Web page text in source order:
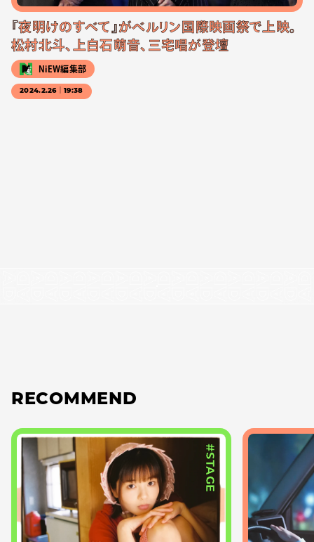
『夜明けのすべて』がベルリン国際映画祭で上映。
松村北斗、上白石萌音、三宅唱が登壇
NiEW編集部
2024.2.26｜19:38
RECOMMEND
#STAGE